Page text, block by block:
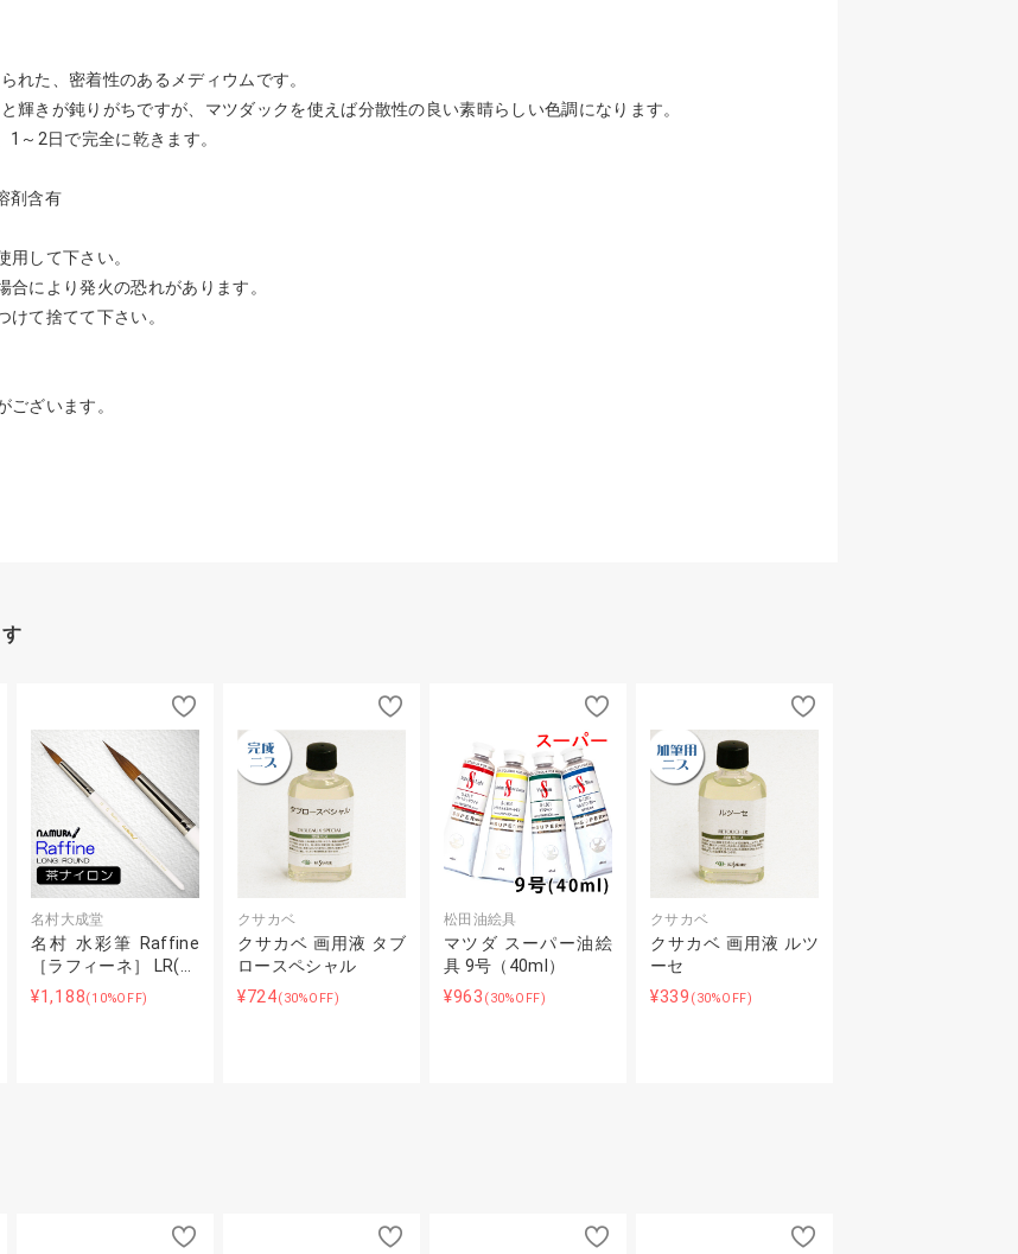
れた、密着性のあるメディウムです。
輝きが鈍りがちですが、マツダックを使えば分散性の良い素晴らしい色調になります。
～2日で完全に乾きます。
剤含有
して下さい。
により発火の恐れがあります。
て捨てて下さい。
ざいます。
名村大成堂
名村 水彩筆 Raffine
［ラフィーネ］ LR(…
¥1,188(10%OFF)
クサカベ
クサカベ 画用液 タブ
ロースペシャル
¥724(30%OFF)
松田油絵具
マツダ スーパー油絵
具 9号（40ml）
¥963 (30%OFF)
クサカベ
クサカベ 画用液 ルツ
ーセ
¥339 (30%OFF)